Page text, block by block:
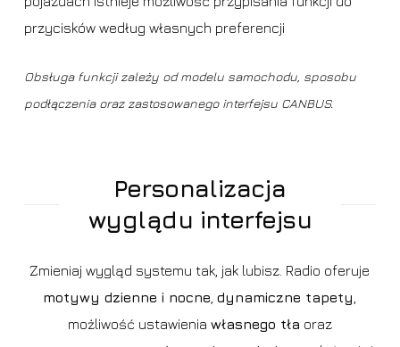
przycisków według własnych preferencji
Obsługa funkcji zależy od modelu samochodu, sposobu
podłączenia oraz zastosowanego interfejsu CANBUS.
Personalizacja
wyglądu interfejsu
Zmieniaj wygląd systemu tak, jak lubisz. Radio oferuje
motywy dzienne i nocne ,dynamiczne tapety
możliwość ustawienia własnego tła oraz